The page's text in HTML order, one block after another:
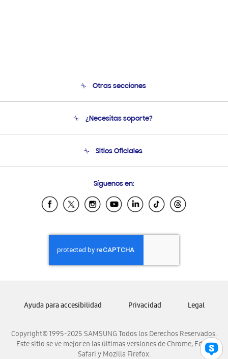
Otras secciones
Soporte
¿Necesitas soporte?
Soporte vía eMail
Sitios Oficiales
Samsung Ecuador
Samsung El Salvador
Samsung Honduras
Samsung Nicaragua
Samsung Panamá
Samsung Venezuela
Síguenos en:
Copyright© 1995-2025 SAMSUNG Todos los Derechos Reservados.
Este sitio se ve mejor en las últimas versiones de Chrome, Edge,
Safari y Mozilla Firefox.
Ayuda para accesibilidad Privacidad Legal